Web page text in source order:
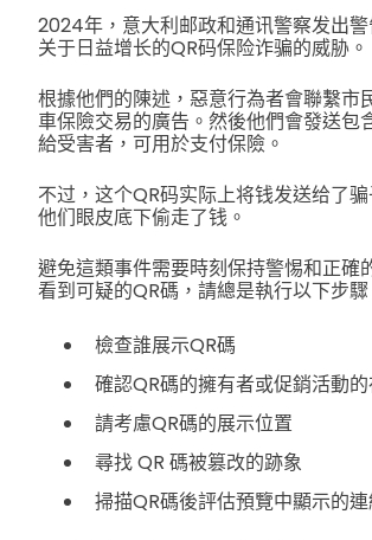
2024年，意大利邮政和通讯警察发出
关于日益增长的QR码保险诈骗的威胁。
根據他們的陳述，惡意行為者會聯繫市
車保險交易的廣告。然後他們會發送包
給受害者，可用於支付保險。
不过，这个QR码实际上将钱发送给了
他们眼皮底下偷走了钱。
避免這類事件需要時刻保持警惕和正確
看到可疑的QR碼，請總是執行以下步驟
檢查誰展示QR碼
確認QR碼的擁有者或促銷活動
請考慮QR碼的展示位置
尋找 QR 碼被篡改的跡象
掃描QR碼後評估預覽中顯示的